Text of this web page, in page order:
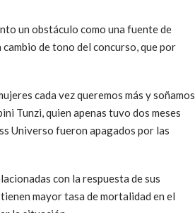
un obstáculo como una fuente de
de tono del concurso, que por
cada vez queremos más y soñamos
Tunzi, quien apenas tuvo dos meses
Universo fueron apagados por las
con la respuesta de sus
mayor tasa de mortalidad en el